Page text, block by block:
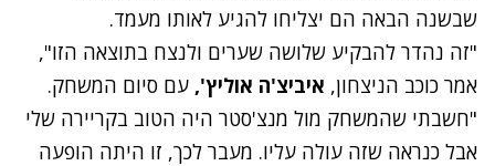
שבשנה הבאה הם יצליחו להגיע לאותו מעמד.
"זה נהדר להבקיע שלושה שערים ולנצח בתוצאה הזו",
אמר כוכב הניצחון, איביצ'ה אוליץ', עם סיום המשחק.
"חשבתי שהמשחק מול מנצ'סטר היה הטוב בקריירה שלי
אבל כנראה שזה עולה עליו. מעבר לכך, זו היתה הופעה